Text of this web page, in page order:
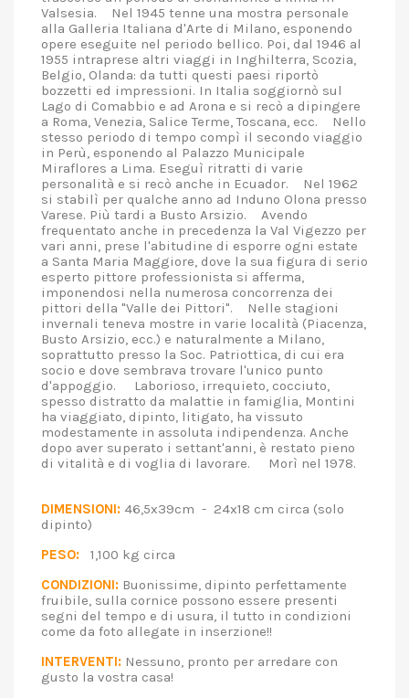
Valsesia. Nel 1945 tenne una mostra personale
alla Galleria Italiana d'Arte di Milano, esponendo
opere eseguite nel periodo bellico. Poi, dal 1946 al
1955 intraprese altri viaggi in Inghilterra, Scozia,
Belgio, Olanda: da tutti questi paesi riportò
bozzetti ed impressioni. In Italia soggiornò sul
Lago di Comabbio e ad Arona e si recò a dipingere
a Roma, Venezia, Salice Terme, Toscana, ecc. Nello
stesso periodo di tempo compì il secondo viaggio
in Perù, esponendo al Palazzo Municipale
Miraflores a Lima. Eseguì ritratti di varie
personalità e si recò anche in Ecuador. Nel 1962
si stabilì per qualche anno ad Induno Olona presso
Varese. Più tardi a Busto Arsizio. Avendo
frequentato anche in precedenza la Val Vigezzo per
vari anni, prese l'abitudine di esporre ogni estate
a Santa Maria Maggiore, dove la sua figura di serio
esperto pittore professionista si afferma,
imponendosi nella numerosa concorrenza dei
pittori della "Valle dei Pittori". Nelle stagioni
invernali teneva mostre in varie località (Piacenza,
Busto Arsizio, ecc.) e naturalmente a Milano,
soprattutto presso la Soc. Patriottica, di cui era
socio e dove sembrava trovare l'unico punto
d'appoggio. Laborioso, irrequieto, cocciuto,
spesso distratto da malattie in famiglia, Montini
ha viaggiato, dipinto, litigato, ha vissuto
modestamente in assoluta indipendenza. Anche
dopo aver superato i settant'anni, è restato pieno
di vitalità e di voglia di lavorare. Morì nel 1978.
DIMENSIONI: 46,5x39cm - 24x18 cm circa (solo
dipinto)
PESO: 1,100 kg circa
CONDIZIONI: Buonissime, dipinto perfettamente
fruibile, sulla cornice possono essere presenti
segni del tempo e di usura, il tutto in condizioni
come da foto allegate in inserzione!!
INTERVENTI: Nessuno, pronto per arredare con
gusto la vostra casa!